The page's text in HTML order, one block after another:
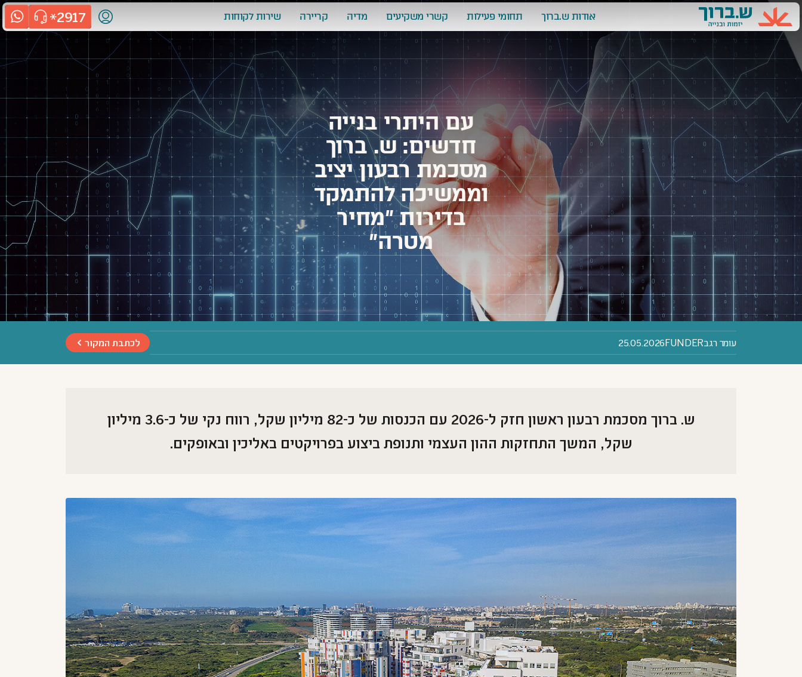
Skip
content
אודות ש.ברוך תחומי פעילות קשרי משקיעים מדיה קריירה שירות לקוחות 2917
עם היתרי בנייה
חדשים: ש. ברוך
מסכמת רבעון יציב
וממשיכה להתמקד
בדירות "מחיר
מטרה"
עומר רגבFUNDER
25.05.2026 לכתבת המקור
ש. ברוך מסכמת רבעון ראשון חזק ל-2026 עם הכנסות של כ-82 מיליון שקל, רווח נקי של כ-3.6 מיליון
שקל, המשך התחזקות ההון העצמי ותנופת ביצוע בפרויקטים באליכין ובאופקים.